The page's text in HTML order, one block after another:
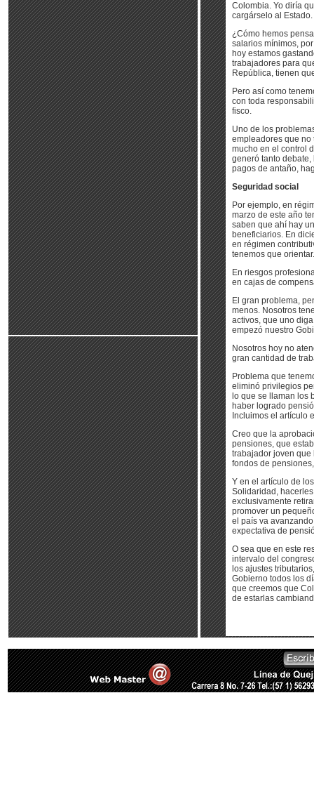
Colombia. Yo diría
cargárselo al
¿Cómo hemos
salarios mínimos,
hoy estamos
trabajadores para
República, tienen
Pero así como
con toda
fisco.
Uno de los
empleadores que no
mucho en el control
generó tanto
pagos de antaño,
Seguridad social
Por ejemplo, en
marzo de este año
saben que ahí hay
beneficiarios. En
en régimen
tenemos que orientar.
En riesgos
en cajas de
El gran problema,
menos. Nosotros
activos, que uno
empezó nuestro
Nosotros hoy no
gran cantidad de
Problema que
eliminó privilegios
lo que se llaman los
haber logrado
Incluimos el artículo
Creo que la
pensiones, que
trabajador joven que
fondos de
Y en el artículo de
Solidaridad,
exclusivamente
promover un
el país va
expectativa de
O sea que en este
intervalo del
los ajustes
Gobierno todos los
que creemos que
de estarlas